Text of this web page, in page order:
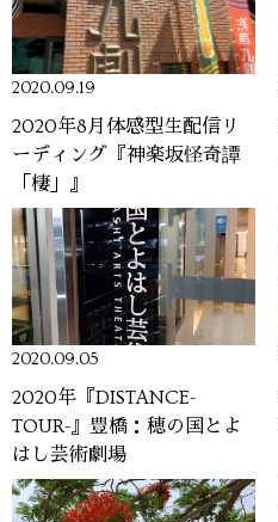
2020.09.19
2020年8月体感型生配信リ
ーディング『神楽坂怪奇譚
「棲」』
2020.09.05
2020年『DISTANCE-
TOUR-』豊橋：穂の国とよ
はし芸術劇場